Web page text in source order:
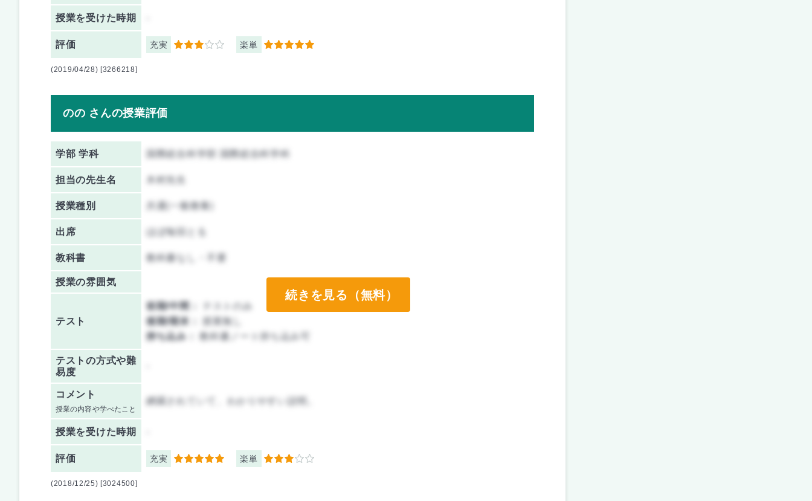
授業を受けた時期
評価 充実 3 楽単 5
(2019/04/28) [3266218]
のの さんの授業評価
学部 学科 国際総合科学部 国際総合科学科
担当の先生名
授業種別 共通(一般教養)
出席 ほぼ毎回とる
教科書 教科書なし・不要
授業の雰囲気
テスト
前期/中間：
テストのみ
後期/期末：
授業無し
持ち込み：
教科書ノート持ち込み可
テストの方式や難
易度
コメント
授業の内容や学べたこと
網羅されていて、わかりやすい説明。
授業を受けた時期
評価 充実 5 楽単 3
続きを見る（無料）
(2018/12/25) [3024500]